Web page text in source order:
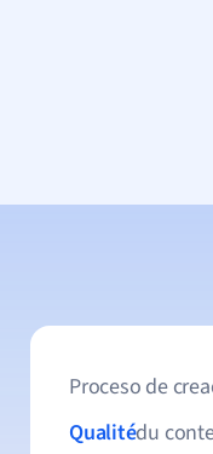
Proceso de
Qualitédu